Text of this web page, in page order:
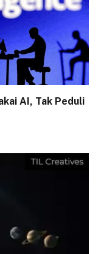
AI, Tak Peduli